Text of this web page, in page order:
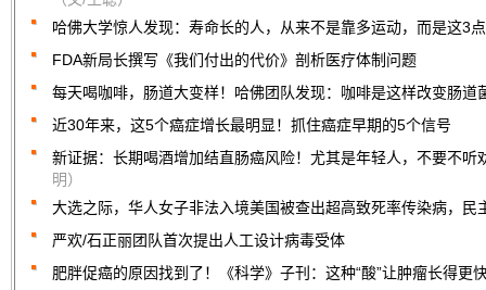
哈佛大学惊人发现：寿命长的人，从来不是靠多运动，而是这3点
FDA新局长撰写《我们付出的代价》剖析医疗体制问题
每天喝咖啡，肠道大变样！哈佛团队发现：咖啡是这样改变肠道
近30年来，这5个癌症增长最明显！抓住癌症早期的5个信号
新证据：长期喝酒增加结直肠癌风险！尤其是年轻人，不要不听
明）
大选之际，华人女子非法入境美国被查出超高致死率传染病，民
严欢/石正丽团队首次提出人工设计病毒受体
肥胖促癌的原因找到了！《科学》子刊：这种“酸”让肿瘤长得更